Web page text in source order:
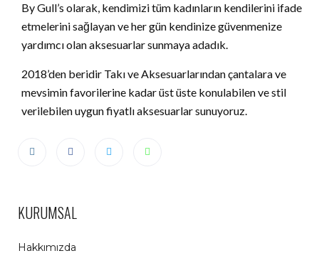
By Gull’s olarak, kendimizi tüm kadınların kendilerini ifade
etmelerini sağlayan ve her gün kendinize güvenmenize
yardımcı olan aksesuarlar sunmaya adadık.
2018’den beridir Takı ve Aksesuarlarından çantalara ve
mevsimin favorilerine kadar üst üste konulabilen ve stil
verilebilen uygun fiyatlı aksesuarlar sunuyoruz.
KURUMSAL
Hakkımızda